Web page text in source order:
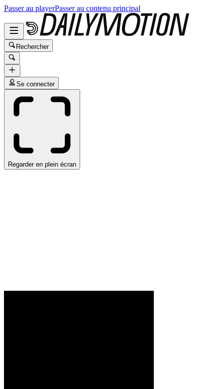
Passer au playerPasser au contenu principal
Rechercher
Se connecter
Regarder en plein écran